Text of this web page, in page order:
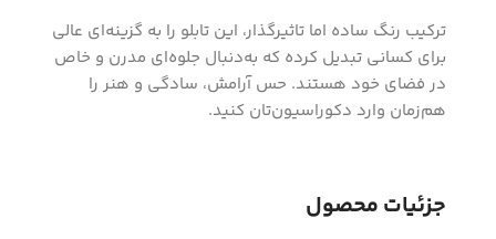
ترکیب رنگ ساده اما تاثیرگذار، این تابلو را به گزینه‌ای عالی
برای کسانی تبدیل کرده که به‌دنبال جلوه‌ای مدرن و خاص
در فضای خود هستند. حس آرامش، سادگی و هنر را
هم‌زمان وارد دکوراسیون‌تان کنید.
جزئیات محصول